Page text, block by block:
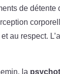
de
au respect.
la